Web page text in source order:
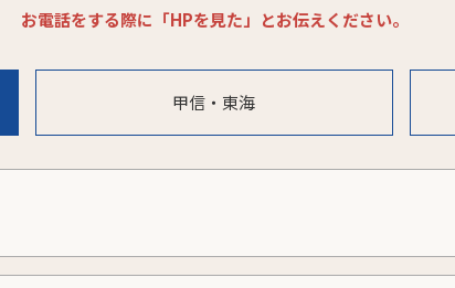
お電話をする際に「HPを見た」とお伝えください。
甲信・東海